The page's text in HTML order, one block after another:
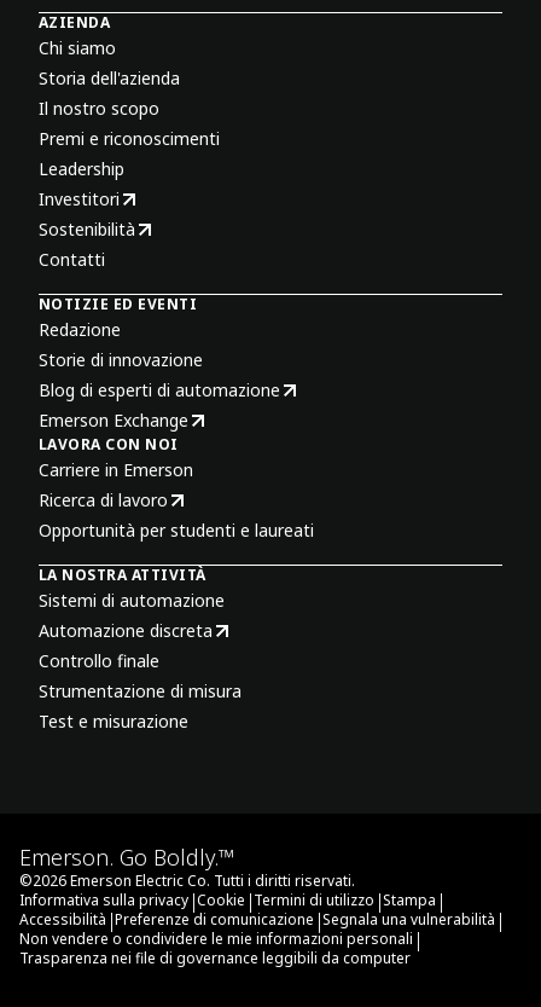
AZIENDA
Chi siamo
Storia dell'azienda
Il nostro scopo
Premi e riconoscimenti
Leadership
Investitori
Sostenibilità
Contatti
NOTIZIE ED EVENTI
Redazione
Storie di innovazione
Blog di esperti di automazione
Emerson Exchange
LAVORA CON NOI
Carriere in Emerson
Ricerca di lavoro
Opportunità per studenti e laureati
LA NOSTRA ATTIVITÀ
Sistemi di automazione
Automazione discreta
Controllo finale
Strumentazione di misura
Test e misurazione
Emerson. Go Boldly.™
©2026Emerson Electric Co. Tutti i diritti riservati.
Informativa sulla privacy |Cookie |Termini di utilizzo |Stampa |
Accessibilità |Preferenze di comunicazione |Segnala una vulnerabilità |
Non vendere o condividere le mie informazioni personali |
Trasparenza nei file di governance leggibili da computer